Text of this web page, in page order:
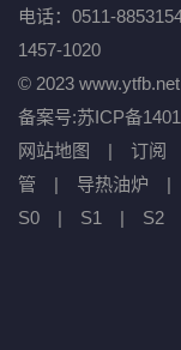
电话：0511-
1457-1020
© 2023
备案号:苏ICP备
网站地图
| 订阅
管
| 导热油炉 |
S0
| S1 | S2